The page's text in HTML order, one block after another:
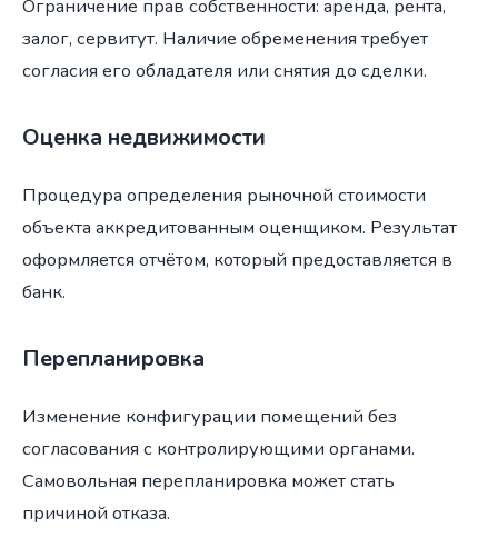
Ограничение прав собственности: аренда, рента,
залог, сервитут. Наличие обременения требует
согласия его обладателя или снятия до сделки.
Оценка недвижимости
Процедура определения рыночной стоимости
объекта аккредитованным оценщиком. Результат
оформляется отчётом, который предоставляется в
банк.
Перепланировка
Изменение конфигурации помещений без
согласования с контролирующими органами.
Самовольная перепланировка может стать
причиной отказа.